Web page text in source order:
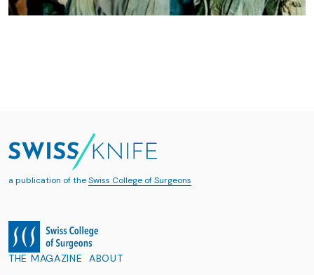
a publication of theSwiss College of Surgeons
THE MAGAZINE ABOUT